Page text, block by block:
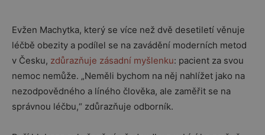
Evžen Machytka, který se více než dvě desetiletí věnuje
léčbě obezity a podílel se na zavádění moderních metod
v Česku, zdůrazňuje zásadní myšlenku: pacient za svou
nemoc nemůže. „Neměli bychom na něj nahlížet jako na
nezodpovědného a líného člověka, ale zaměřit se na
správnou léčbu,“ zdůrazňuje odborník.